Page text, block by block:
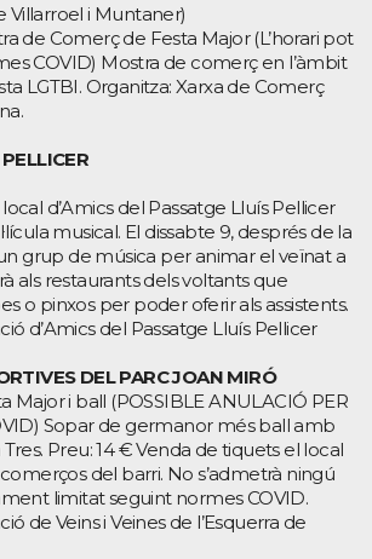
Villarroel i Muntaner)
de Comerç de Festa Major (L’horari pot
COVID) Mostra de comerç en l’àmbit
LGTBI. Organitza: Xarxa de Comerç
d’Amics del Passatge Lluís Pellicer
musical. El dissabte 9, després de la
grup de música per animar el veïnat a
als restaurants dels voltants que
o pinxos per poder oferir als assistents.
d’Amics del Passatge Lluís Pellicer
DEL PARC JOAN MIRÓ
Major i ball (POSSIBLE ANULACIÓ PER
Sopar de germanor més ball amb
Tres. Preu: 14 € Venda de tiquets el local
comerços del barri. No s’admetrà ningú
limitat seguint normes COVID.
de Veins i Veines de l’Esquerra de